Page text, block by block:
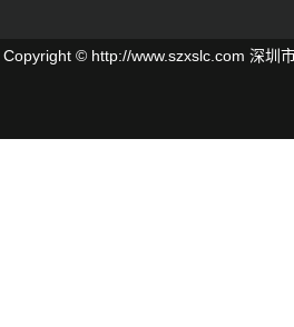
Copyright © http://www.szxslc.com 深圳